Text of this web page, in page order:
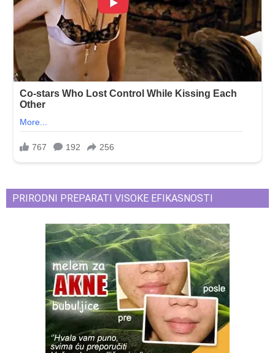
PRIRODNI PREPARATI VISOKE EFIKASNOSTI